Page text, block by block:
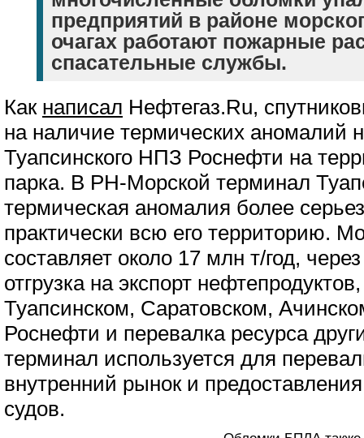
предприятий в районе
очагах работают пожарные
спасательные службы.
Как написал Нефтегаз.Ru,
на наличие термических аномалий
Туапсинского НПЗ Роснефти на
парка. В РН-Морской терминал
термическая аномалия более
практически всю его территорию.
составляет около 17 млн т/год,
отгрузка на экспорт
Туапсинском, Саратовском,
Роснефти и перевалка ресурса
терминал используется для
внутренний рынок и
судов.